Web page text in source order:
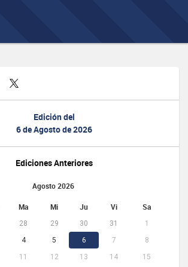
Edición del
6 de Agosto de 2026
Ediciones Anteriores
Agosto 2026
Ma Mi Ju Vi Sa
28 29 30 31
1
4 5 6 7
8
11 12 13 14
15